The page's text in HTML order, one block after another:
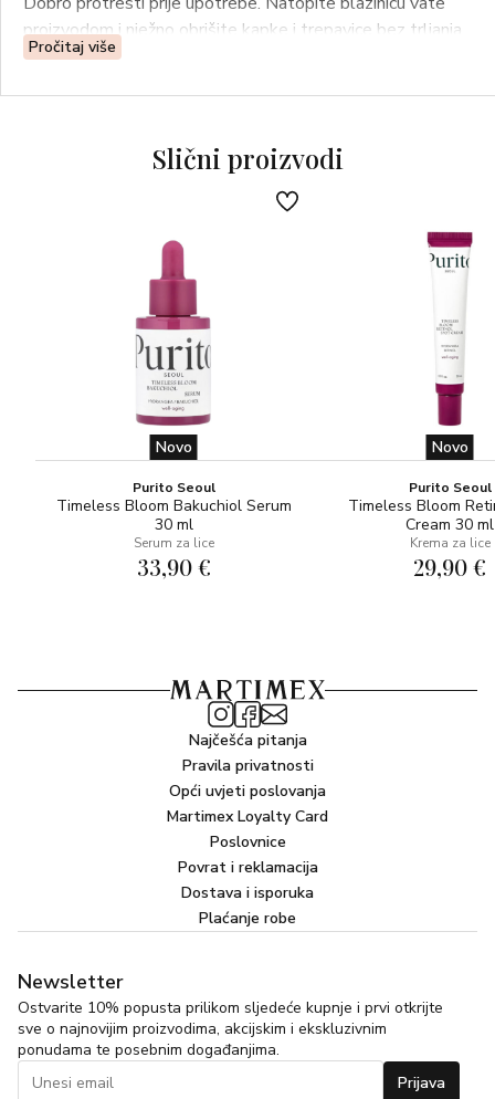
proizvodom i nježno obrišite kapke i trepavice bez trljanja.
Koristite zasebnu blazinicu vate za svako oko. Nije
AQUA [WATER], PARAFFINUM LIQUIDUM (MINERAL
OIL) , ISOHEXADECANE, DICAPRYLYL ETHER,
BUTYLENE GLYCOL, GLYCERIN, PHENETHYL
ALCOHOL, LEVULINIC ACID, PANTHENOL, SODIUM
LEVULINATE, PARFUM [FRAGRANCE], SODIUM
HYALURONATE, DISODIUM EDTA, SODIUM
HYDROXIDE, CI 16035 [RED 4] 010524••
(Ref 00329/240032905_FL)
Pročitaj više
Slični proizvodi
Novo
Purito Seoul
Timeless Bloom Bakuchiol Serum
30 ml
Serum za lice
33,90 €
Novo
Purito Seoul
Timeless Bloom
Cream 30 ml
Krema za lice
29,90 €
Najčešća pitanja
Pravila privatnosti
Opći uvjeti poslovanja
Martimex Loyalty Card
Poslovnice
Povrat i reklamacija
Dostava i isporuka
Plaćanje robe
Newsletter
Ostvarite 10% popusta prilikom sljedeće kupnje i prvi otkrijte
sve o najnovijim proizvodima, akcijskim i ekskluzivnim
ponudama te posebnim događanjima.
Prijava